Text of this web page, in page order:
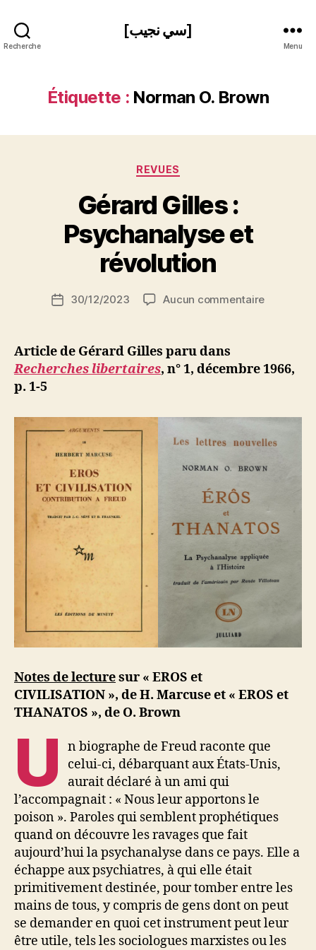
Recherche
[سي نجيب]
Menu
Étiquette : Norman O. Brown
Catégories
REVUES
Gérard Gilles :
Psychanalyse et
révolution
de
a
r
S
N
ji
b
Date30/12/2023 Aucun commentairesur
et
Article de Gérard Gilles paru dans
Recherches libertaires, n° 1, décembre 1966,
p. 1-5
Notes de lecturesur « EROS et
CIVILISATION », de H. Marcuse et « EROS et
THANATOS », de O. Brown
U
n biographe de Freud raconte que
celui-ci, débarquant aux États-Unis,
aurait déclaré à un ami qui
l’accompagnait : « Nous leur apportons le
poison ». Paroles qui semblent prophétiques
quand on découvre les ravages que fait
aujourd’hui la psychanalyse dans ce pays. Elle a
échappe aux psychiatres, à qui elle était
primitivement destinée, pour tomber entre les
mains de tous, y compris de gens dont on peut
se demander en quoi cet instrument peut leur
être utile, tels les sociologues marxistes ou les